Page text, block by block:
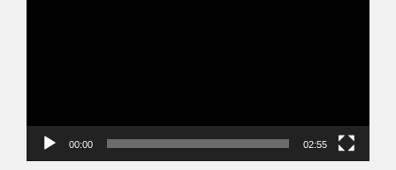
00:00 02:55